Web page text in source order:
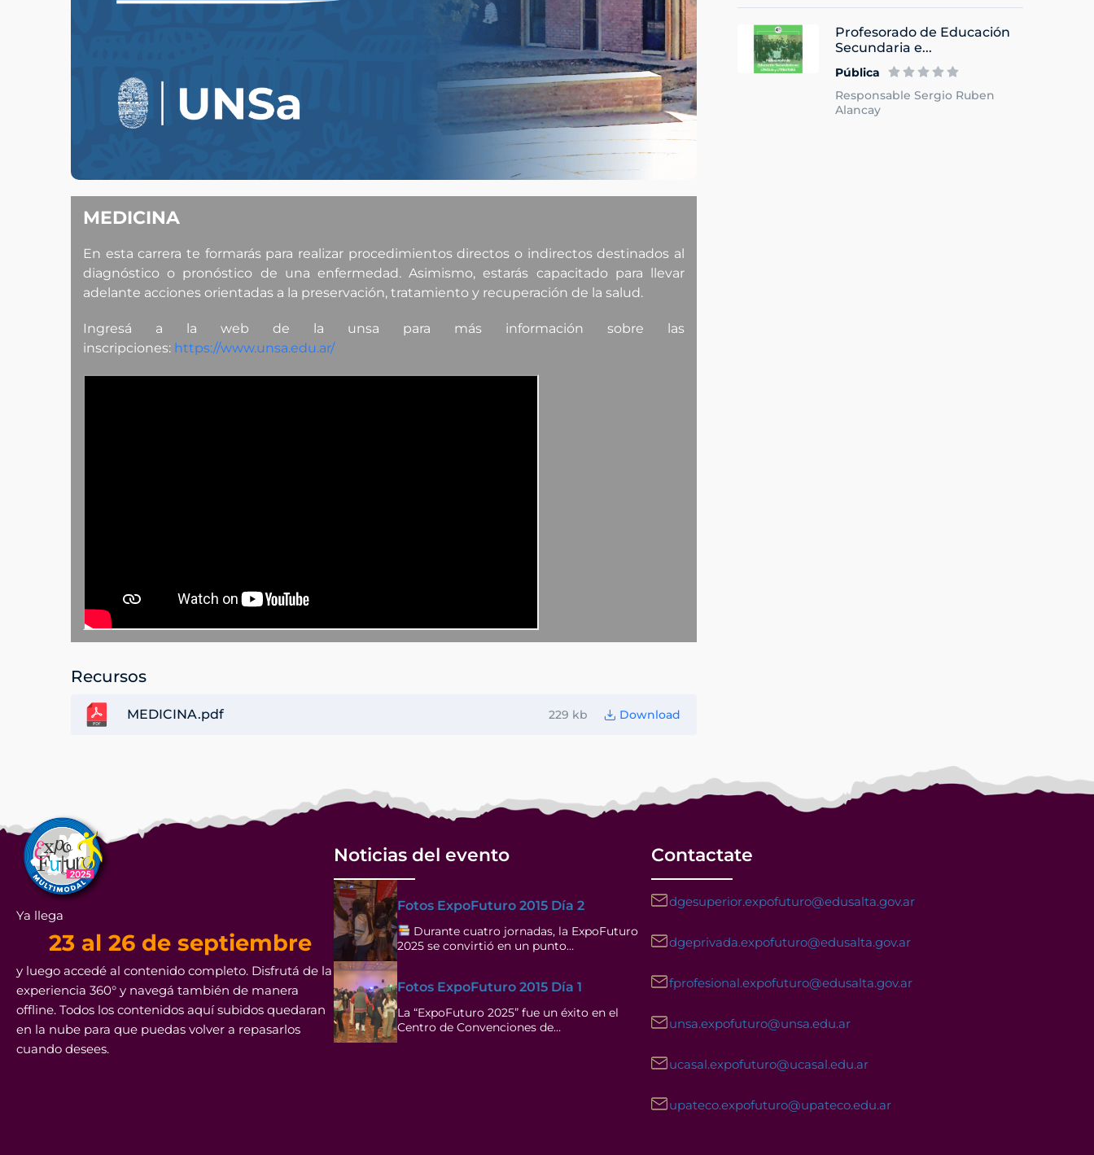
MEDICINA
En esta carrera te formarás para realizar procedimientos directos o indirectos destinados al
diagnóstico o pronóstico de una enfermedad. Asimismo, estarás capacitado para llevar
adelante acciones orientadas a la preservación, tratamiento y recuperación de la salud.
Ingresá a la web de la unsa para más información sobre las
inscripciones: https://www.unsa.edu.ar/
Recursos
MEDICINA.pdf 229 kb Download
Profesorado de Educación
Secundaria e...
Pública
Responsable Sergio Ruben
Alancay
Ya llega
23 al 26 de septiembre
y luego accedé al contenido completo. Disfrutá de la
experiencia 360° y navegá también de manera
offline. Todos los contenidos aquí subidos quedaran
en la nube para que puedas volver a repasarlos
cuando desees.
Noticias del evento
Fotos ExpoFuturo 2015 Día 2
Durante cuatro jornadas, la ExpoFuturo
2025 se convirtió en un punto…
Fotos ExpoFuturo 2015 Día 1
La “ExpoFuturo 2025” fue un éxito en el
Centro de Convenciones de…
Contactate
dgesuperior.expofuturo@edusalta.gov.ar
dgeprivada.expofuturo@edusalta.gov.ar
fprofesional.expofuturo@edusalta.gov.ar
unsa.expofuturo@unsa.edu.ar
ucasal.expofuturo@ucasal.edu.ar
upateco.expofuturo@upateco.edu.ar